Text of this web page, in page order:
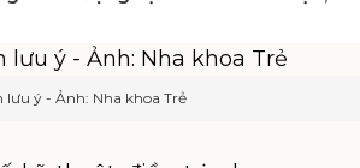
ý - Ảnh: Nha khoa Trẻ